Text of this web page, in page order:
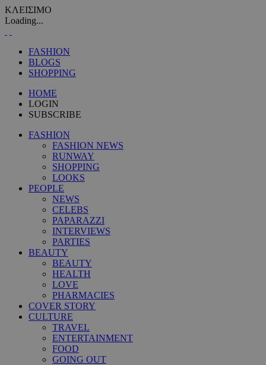
ΚΛΕΙΣΙΜΟ
Loading...
FASHION
BLOGS
SHOPPING
HOME
LOGIN
SUBSCRIBE
FASHION
FASHION NEWS
RUNWAY
SHOPPING
LOOKS
PEOPLE
NEWS
CELEBS
PAPARAZZI
INTERVIEWS
PARTIES
BEAUTY
BEAUTY
HEALTH
LOVE
PHARMACIES
COVER STORY
CULTURE
TRAVEL
ENTERTAINMENT
FOOD
GOING OUT